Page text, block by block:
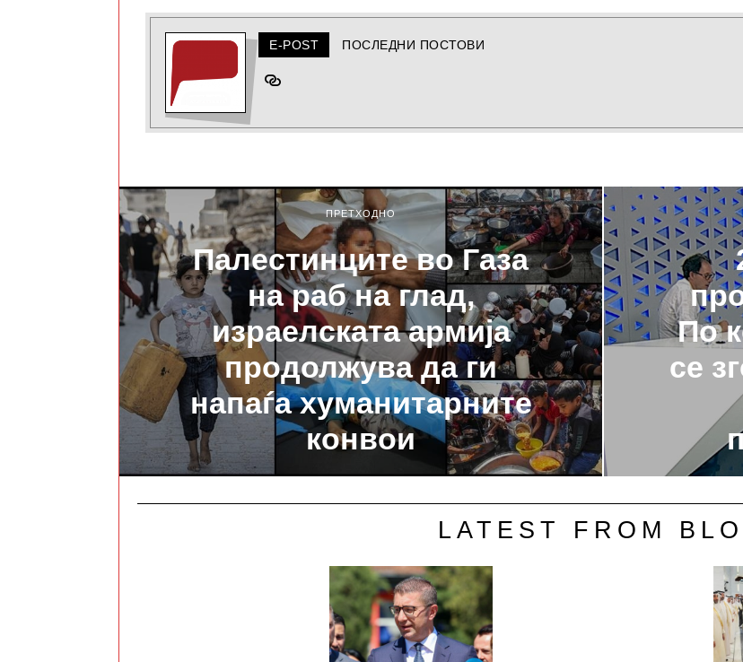
E-POST ПОСЛЕДНИ ПОСТОВИ
ПРЕТХОДНО
Палестинците во Газа
на раб на глад,
израелската армија
продолжува да ги
напаѓа хуманитарните
конвои
По
се
LATEST FROM